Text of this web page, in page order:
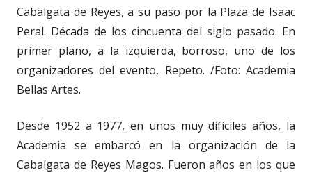
Cabalgata de Reyes, a su paso por la Plaza de Isaac
Peral. Década de los cincuenta del siglo pasado. En
primer plano, a la izquierda, borroso, uno de los
organizadores del evento, Repeto. /Foto: Academia
Bellas Artes.
Desde 1952 a 1977, en unos muy difíciles años, la
Academia se embarcó en la organización de la
Cabalgata de Reyes Magos. Fueron años en los que